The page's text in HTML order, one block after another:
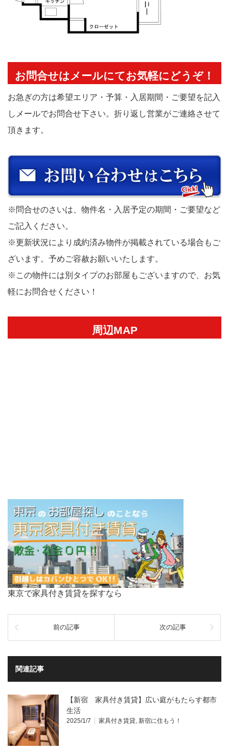
お問合せはメールにてお気軽にどうぞ！
お急ぎの方は希望エリア・予算・入居期間・ご要望を記入
しメールでお問合せ下さい。折り返し営業がご連絡させて
頂きます。
※問合せのさいは、物件名・入居予定の期間・ご要望など
ご記入ください。
※更新状況により成約済み物件が掲載されている場合もご
ざいます。予めご容赦お願いいたします。
※この物件には別タイプのお部屋もございますので、お気
軽にお問合せください！
周辺MAP
東京で家具付き賃貸を探すなら
前の記事 次の記事
関連記事
【新宿 家具付き賃貸】広い庭がもたらす都市
生活
2025/1/7 家具付き賃貸, 新宿に住もう！